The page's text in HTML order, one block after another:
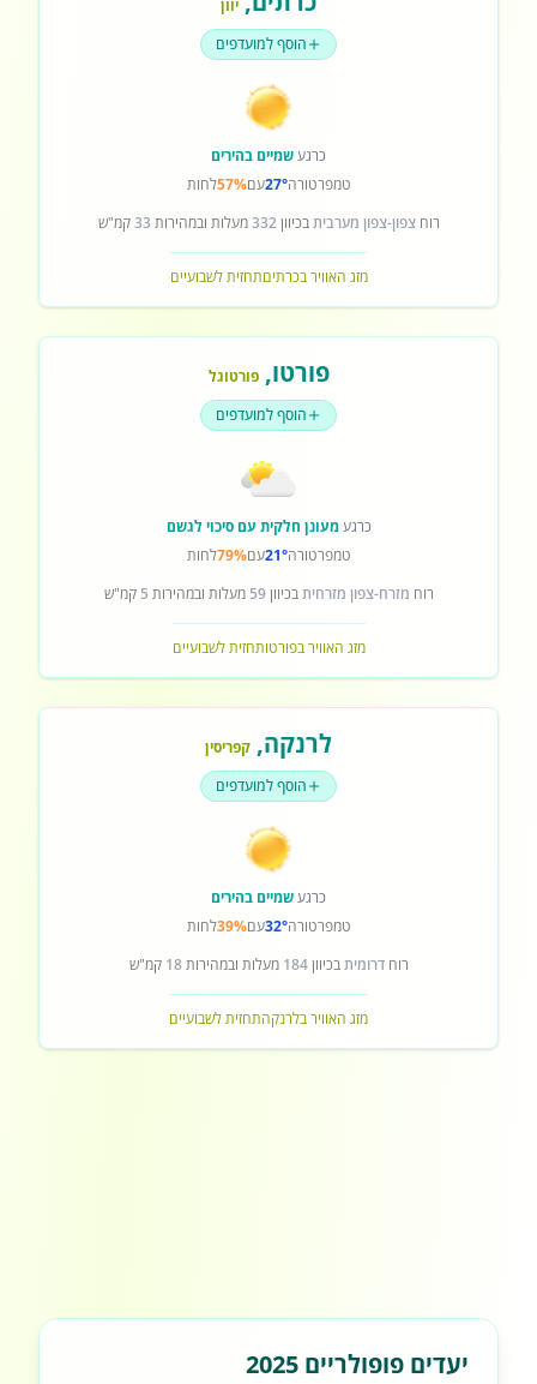
יוון
הוסף למועדפים
כרגעשמיים בהירים
טמפרטורה27°עם57%לחות
רוחצפון-צפון מערביתבכיוון332מעלות ובמהירות 33קמ"ש
מזג האוויר בכרתיםתחזית לשבועיים
פורטו,פורטוגל
הוסף למועדפים
כרגעמעונן חלקית עם סיכוי לגשם
טמפרטורה21°עם79%לחות
רוח מזרח-צפון מזרחיתבכיוון59 מעלות ובמהירות 5 קמ"ש
מזג האוויר בפורטותחזית לשבועיים
לרנקה, קפריסין
הוסף למועדפים
כרגעשמיים בהירים
טמפרטורה32°עם39%לחות
רוחדרומיתבכיוון184 מעלות ובמהירות18 קמ"ש
מזג האוויר בלרנקהתחזית לשבועיים
יעדים פופולריים 2025